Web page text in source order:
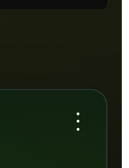
...